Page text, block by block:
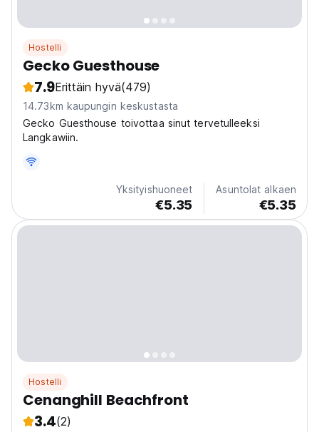
Hostelli
Gecko Guesthouse
7.9Erittäin hyvä(479)
14.73km kaupungin keskustasta
Gecko Guesthouse toivottaa sinut tervetulleeksi
Langkawiin.
Yksityishuoneet
€5.35
Asuntolat alkaen
€5.35
Hostelli
Cenanghill Beachfront
3.4(2)